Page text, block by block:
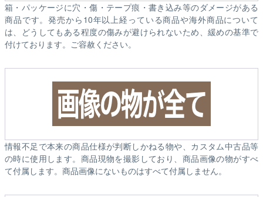
箱・パッケージに穴・傷・テープ痕・書き込み等のダメージがある
商品です。発売から10年以上経っている商品や海外商品について
は、どうしてもある程度の傷みが避けられないため、緩めの基準で
付けております。ご容赦ください。
情報不足で本来の商品仕様が判断しかねる物や、カスタム中古品等
の時に使用します。商品現物を撮影しており、商品画像の物がすべ
て付属します。商品画像にないものはすべて付属しません。